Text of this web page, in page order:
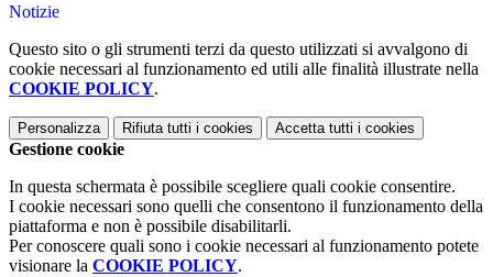
Notizie
Questo sito o gli strumenti terzi da questo utilizzati si avvalgono di
cookie necessari al funzionamento ed utili alle finalità illustrate nella
COOKIE POLICY.
Personalizza Rifiuta tutti i cookies Accetta tutti i cookies
Gestione cookie
In questa schermata è possibile scegliere quali cookie consentire.
I cookie necessari sono quelli che consentono il funzionamento della
piattaforma e non è possibile disabilitarli.
Per conoscere quali sono i cookie necessari al funzionamento potete
visionare la COOKIE POLICY.